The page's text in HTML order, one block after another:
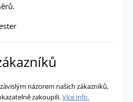
názorem našich zákazníků,
zakoupili.Více info.